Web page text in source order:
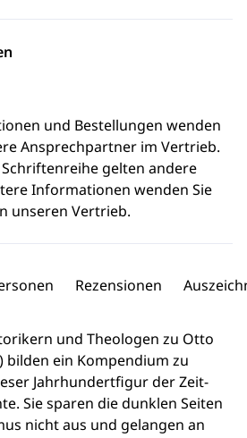
und Bestellungen wenden
Ansprechpartner im Vertrieb.
gelten andere
Informationen wenden Sie
unseren Vertrieb.
Rezensionen
und Theologen zu Otto
bilden ein Kompendium zu
Jahrhundertfigur der Zeit-
Sie sparen die dunklen Seiten
nicht aus und gelangen an